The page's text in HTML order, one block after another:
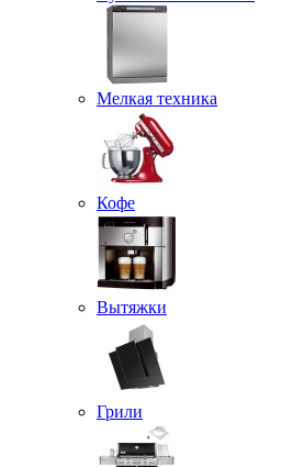
Мелкая техника
Кофе
Вытяжки
Грили